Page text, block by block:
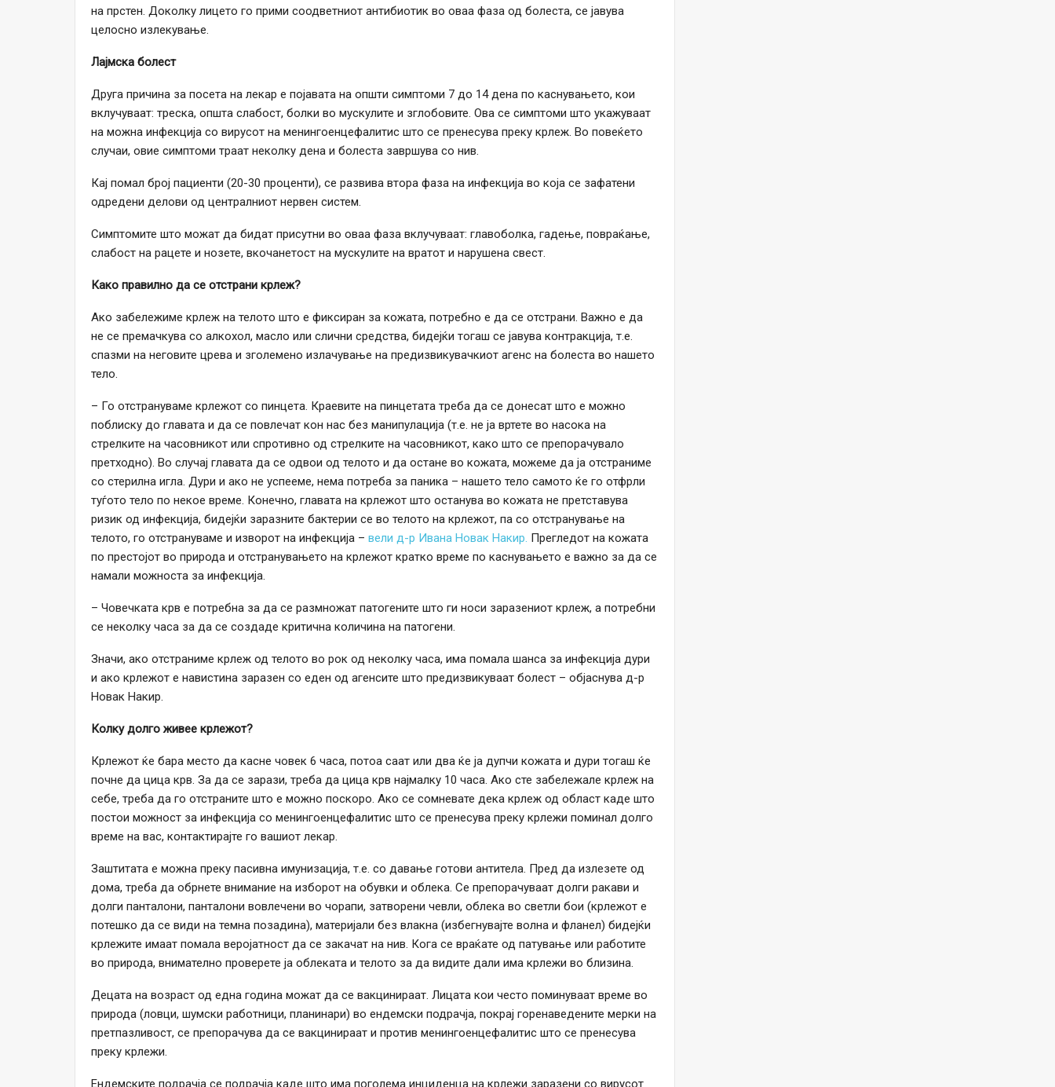
на прстен. Доколку лицето го прими соодветниот антибиотик во оваа фаза од болеста, се јавува
целосно излекување.
Лајмска болест
Друга причина за посета на лекар е појавата на општи симптоми 7 до 14 дена по каснувањето, кои
вклучуваат: треска, општа слабост, болки во мускулите и зглобовите. Ова се симптоми што укажуваат
на можна инфекција со вирусот на менингоенцефалитис што се пренесува преку крлеж. Во повеќето
случаи, овие симптоми траат неколку дена и болеста завршува со нив.
Кај помал број пациенти (20-30 проценти), се развива втора фаза на инфекција во која се зафатени
одредени делови од централниот нервен систем.
Симптомите што можат да бидат присутни во оваа фаза вклучуваат: главоболка, гадење, повраќање,
слабост на рацете и нозете, вкочанетост на мускулите на вратот и нарушена свест.
Како правилно да се отстрани крлеж?
Ако забележиме крлеж на телото што е фиксиран за кожата, потребно е да се отстрани. Важно е да
не се премачкува со алкохол, масло или слични средства, бидејќи тогаш се јавува контракција, т.е.
спазми на неговите црева и зголемено излачување на предизвикувачкиот агенс на болеста во нашето
тело.
– Го отстрануваме крлежот со пинцета. Краевите на пинцетата треба да се донесат што е можно
поблиску до главата и да се повлечат кон нас без манипулација (т.е. не ја вртете во насока на
стрелките на часовникот или спротивно од стрелките на часовникот, како што се препорачувало
претходно). Во случај главата да се одвои од телото и да остане во кожата, можеме да ја отстраниме
со стерилна игла. Дури и ако не успееме, нема потреба за паника – нашето тело самото ќе го отфрли
туѓото тело по некое време. Конечно, главата на крлежот што останува во кожата не претставува
ризик од инфекција, бидејќи заразните бактерии се во телото на крлежот, па со отстранување на
телото, го отстрануваме и изворот на инфекција – вели д-р Ивана Новак Накир. Прегледот на кожата
по престојот во природа и отстранувањето на крлежот кратко време по каснувањето е важно за да се
намали можноста за инфекција.
– Човечката крв е потребна за да се размножат патогените што ги носи заразениот крлеж, а потребни
се неколку часа за да се создаде критична количина на патогени.
Значи, ако отстраниме крлеж од телото во рок од неколку часа, има помала шанса за инфекција дури
и ако крлежот е навистина заразен со еден од агенсите што предизвикуваат болест – објаснува д-р
Новак Накир.
Колку долго живее крлежот?
Крлежот ќе бара место да касне човек 6 часа, потоа саат или два ќе ја дупчи кожата и дури тогаш ќе
почне да цица крв. За да се зарази, треба да цица крв најмалку 10 часа. Ако сте забележале крлеж на
себе, треба да го отстраните што е можно поскоро. Ако се сомневате дека крлеж од област каде што
постои можност за инфекција со менингоенцефалитис што се пренесува преку крлежи поминал долго
време на вас, контактирајте го вашиот лекар.
Заштитата е можна преку пасивна имунизација, т.е. со давање готови антитела. Пред да излезете од
дома, треба да обрнете внимание на изборот на обувки и облека. Се препорачуваат долги ракави и
долги панталони, панталони вовлечени во чорапи, затворени чевли, облека во светли бои (крлежот е
потешко да се види на темна позадина), материјали без влакна (избегнувајте волна и фланел) бидејќи
крлежите имаат помала веројатност да се закачат на нив. Кога се враќате од патување или работите
во природа, внимателно проверете ја облеката и телото за да видите дали има крлежи во близина.
Децата на возраст од една година можат да се вакцинираат. Лицата кои често поминуваат време во
природа (ловци, шумски работници, планинари) во ендемски подрачја, покрај горенаведените мерки на
претпазливост, се препорачува да се вакцинираат и против менингоенцефалитис што се пренесува
преку крлежи.
Ендемските подрачја се подрачја каде што има поголема инциденца на крлежи заразени со вирусот